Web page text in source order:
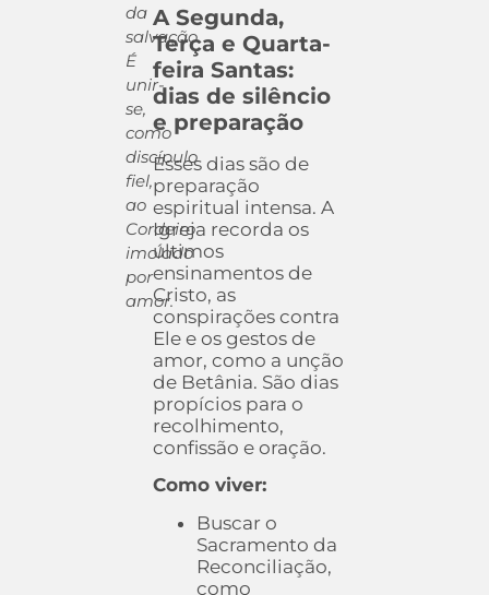
da
salvação.
É
unir-
se,
como
discípulo
fiel,
ao
Cordeiro
imolado
por
amor.
A Segunda,
Terça e Quarta-
feira Santas:
dias de silêncio
e preparação
Esses dias são de
preparação
espiritual intensa. A
Igreja recorda os
últimos
ensinamentos de
Cristo, as
conspirações contra
Ele e os gestos de
amor, como a unção
de Betânia. São dias
propícios para o
recolhimento,
confissão e oração.
Como viver:
Buscar o
Sacramento da
Reconciliação,
como